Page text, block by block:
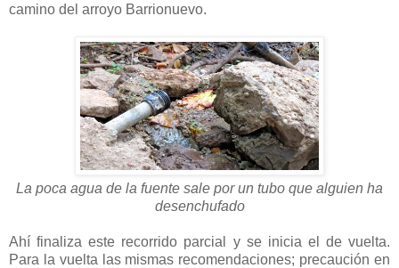
camino del arroyo Barrionuevo.
La poca agua de la fuente sale por un tubo que alguien ha
desenchufado
Ahí finaliza este recorrido parcial y se inicia el de vuelta.
Para la vuelta las mismas recomendaciones; precaución en